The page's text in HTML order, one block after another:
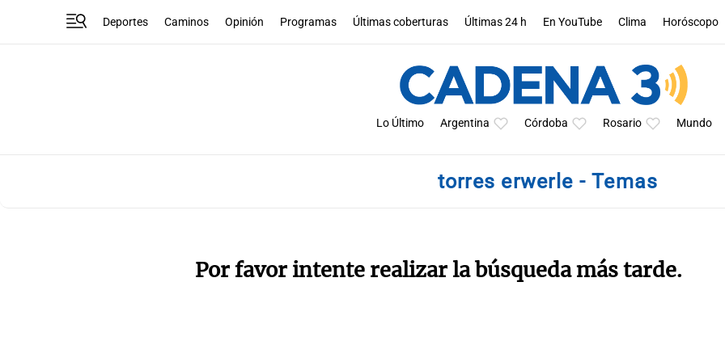
Deportes Caminos Opinión Programas Últimas coberturas Últimas 24 h En YouTube Clima Horóscopo
Lo Último Argentina Córdoba Rosario Mundo
torres erwerle - Temas
Por favor intente realizar la búsqueda más tarde.